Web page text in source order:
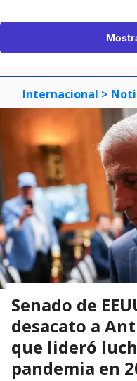
Internacional >
Senado de
desacato a
que lideró
pandemia en